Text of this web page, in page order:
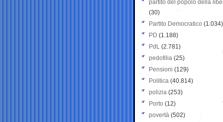
partito del popolo della
(30)
Partito Democratico (1.034)
PD (1.188)
PdL (2.781)
pedofilia (25)
Pensioni (129)
Politica (40.814)
polizia (253)
Porto (12)
povertà (502)